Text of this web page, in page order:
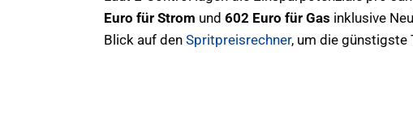
Euro für Strom und 602 Euro für Gas inklusive
Blick auf den Spritpreisrechner, um die günstigste